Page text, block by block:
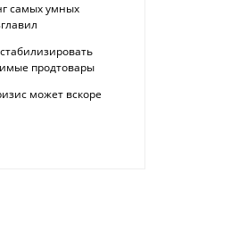
самых умных
продтовары
может вскоре